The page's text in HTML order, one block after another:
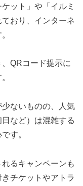
ット」や「イルミ
おり、インターネ
QRコード提示に
ないものの、人気
など）は混雑する
す。
るキャンペーンも
チケットやアトラ